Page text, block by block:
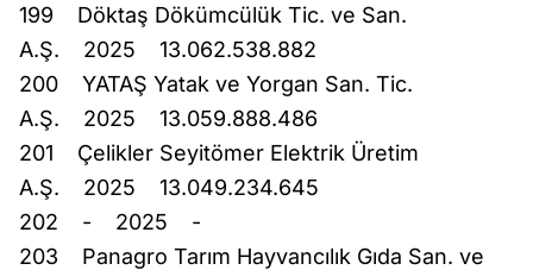
199 Döktaş Dökümcülük Tic. ve San.
A.Ş. 2025 13.062.538.882
200 YATAŞ Yatak ve Yorgan San. Tic.
A.Ş. 2025 13.059.888.486
201 Çelikler Seyitömer Elektrik Üretim
A.Ş. 2025 13.049.234.645
202 - 2025 -
203 Panagro Tarım Hayvancılık Gıda San. ve